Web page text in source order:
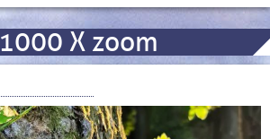
1000 X zoom